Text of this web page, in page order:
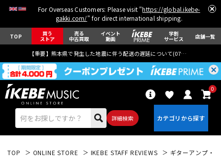
For Overseas Customers: Please visit "https://global.ikebe-
gakki.com/" for direct international shipping.
TOP 買う
ストア
売る
中古買取
イベント
動画
学割
サービス 店舗一覧
【重要】熊本県で発生した地震に伴う配送の遅延について(07月29日
詳細検索
0
TOP ONLINE STORE IKEBE STAFF REVIEWS ギターアンプ・